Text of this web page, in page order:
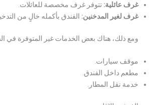
غرف عائلية: تتوفر غرف مخصصة للعائلات.
غرف لغير المدخنين: الفندق بأكمله خالٍ من
ومع ذلك، هناك بعض الخدمات غير المتوفرة في
موقف سيارات.
مطعم داخل الفندق.
خدمة نقل المطار.